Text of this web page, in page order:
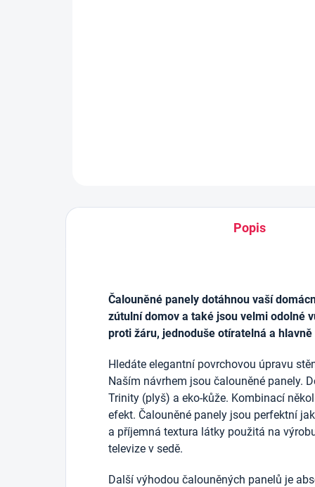
Popis
Čalouněné panely dotáhnou vaší
zútulní domov a také jsou velmi odolné
proti žáru, jednoduše otíratelná a
Hledáte elegantní povrchovou úpravu
Naším návrhem jsou čalouněné panely.
Trinity (plyš) a eko-kůže. Kombinací
efekt. Čalouněné panely jsou perfektní
a příjemná textura látky použitá na
televize v sedě.
Další výhodou čalouněných panelů je